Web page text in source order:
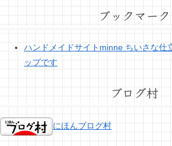
ブックマーク
ハンドメイドサイトminne ちいさな
ップです
ブログ村
にほんブログ村